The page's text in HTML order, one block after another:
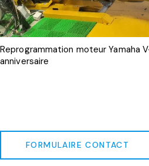
Reprogrammation moteur Yamaha
anniversaire
FORMULAIRE CONTACT